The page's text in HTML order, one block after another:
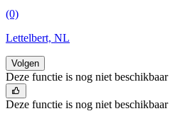
(0)
Lettelbert, NL
Volgen
Deze functie is nog niet beschikbaar
Deze functie is nog niet beschikbaar